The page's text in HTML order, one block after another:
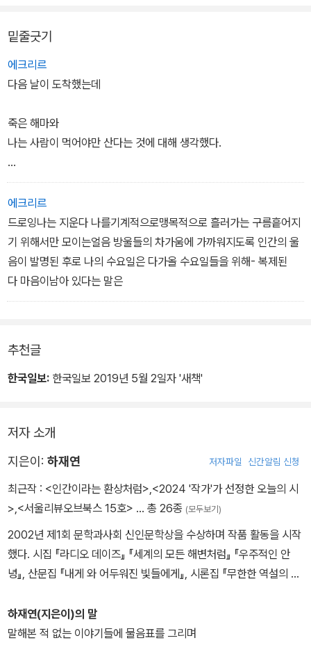
당신이 내 이름을 부르고 나와 단 한 번 마주치고
문 뒤로 사라져간 것처럼.
등고선마다 고인 피들은 내가 모르는 지도를 그리기 위해
한 방향을 갖는다.
나는 빙하의 바다 위에 떨어지는 한 눈송이와 같이 희박해진다.
밑줄긋기
에크리르
다음 날이 도착했는데
죽은 해마와
나는 사람이 먹어야만 산다는 것에 대해 생각했다.
p.37
에크리르
드로잉나는 지운다 나를기계적으로맹목적으로 흘러가는 구름흩어지
기 위해서만 모이는얼음 방울들의 차가움에 가까워지도록 인간의 울
음이 발명된 후로 나의 수요일은 다가올 수요일들을 위해- 복제된
다 마음이남아 있다는 말은
추천글
한국일보: 한국일보 2019년 5월 2일자 '새책'
저자 소개
지은이: 하재연 저자파일 신간알림 신청
최근작 : <인간이라는 환상처럼>,<2024 '작가'가 선정한 오늘의 시
>,<서울리뷰오브북스 15호> … 총 26종 (모두보기)
2002년 제1회 문학과사회 신인문학상을 수상하며 작품 활동을 시작
했다. 시집 『라디오 데이즈』 『세계의 모든 해변처럼』 『우주적인 안
녕』, 산문집 『내게 와 어두워진 빛들에게』, 시론집 『무한한 역설의 사
상했다. 현재 고려대학교 미디어문예창작전공 교수로 재직 중이다.
하재연(지은이)의 말
말해본 적 없는 이야기들에 물음표를 그리며